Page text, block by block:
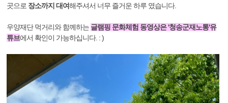
곳으로 장소까지 대여해주셔서 너무 즐거운 하루 였습니다.
우양재단 먹거리와 함께하는 글램핑 문화체험 동영상은 '청송군재노통'유
튜브에서 확인이 가능하십니다. : )